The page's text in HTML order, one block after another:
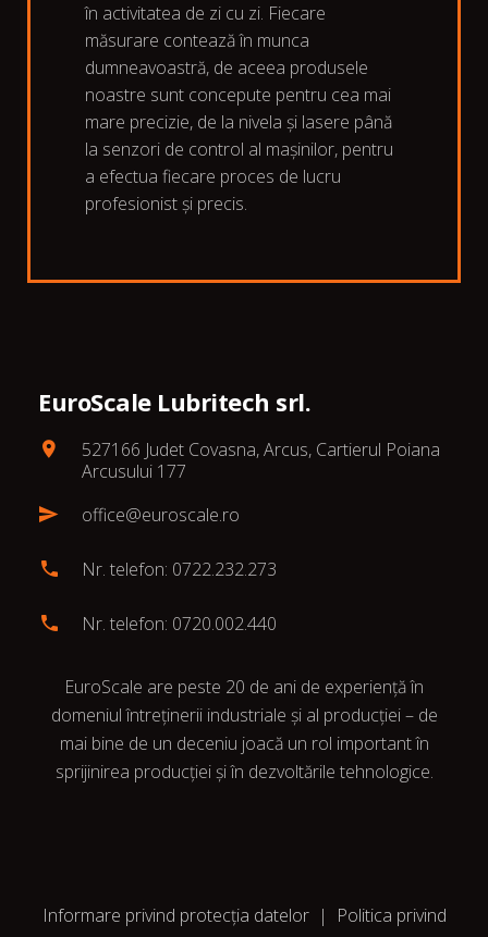
în activitatea de zi cu zi. Fiecare
măsurare contează în munca
dumneavoastră, de aceea produsele
noastre sunt concepute pentru cea mai
mare precizie, de la nivela și lasere până
la senzori de control al mașinilor, pentru
a efectua fiecare proces de lucru
profesionist și precis.
EuroScale Lubritech srl.
527166 Judet Covasna, Arcus, Cartierul Poiana
Arcusului 177
office@euroscale.ro
Nr. telefon: 0722.232.273
Nr. telefon: 0720.002.440
EuroScale are peste 20 de ani de experiență în
domeniul întreținerii industriale și al producției – de
mai bine de un deceniu joacă un rol important în
sprijinirea producției și în dezvoltările tehnologice.
Informare privind protecția datelor|
Politica privind